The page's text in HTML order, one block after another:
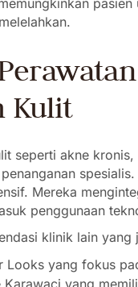
Kulit
seperti akne
Mereka
penggunaan
klinik lain
Looks yang fokus
Karawaci yang